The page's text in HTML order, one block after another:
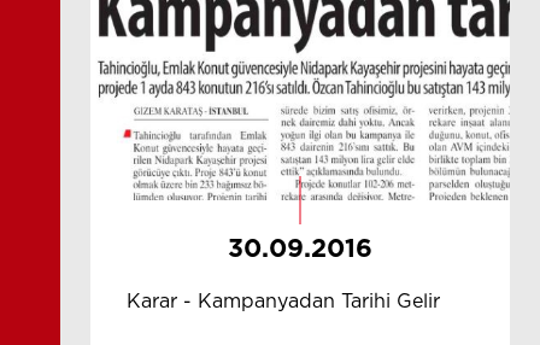
30.09.2016
Karar - Kampanyadan Tarihi Gelir